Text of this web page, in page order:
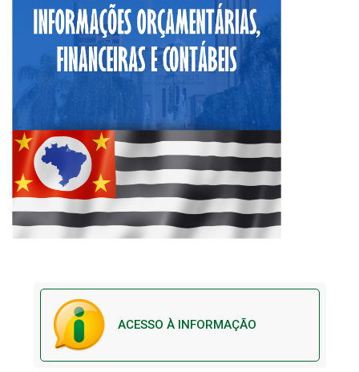
ACESSO À INFORMAÇÃO